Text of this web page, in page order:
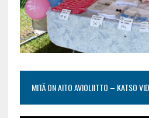
MITÄ ON AITO AVIOLIITTO – KATSO